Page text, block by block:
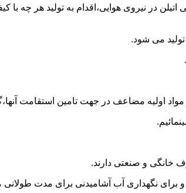
نوع از مخازن پلی اتیلن در نیروی هوایی،اقدام به
می شود.
اولیه مضاعف در جهت تامین استقامت
خانگی و صنعتی دارند.
و برای نگهداری آب آشامیدنی برای مدت